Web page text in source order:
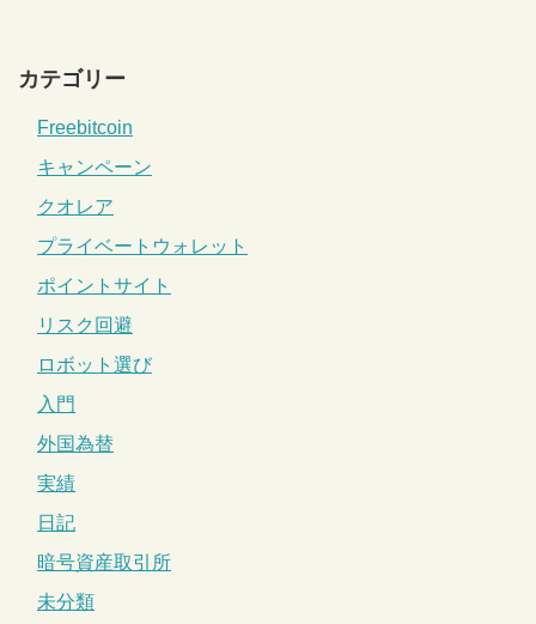
カテゴリー
Freebitcoin
キャンペーン
クオレア
プライベートウォレット
ポイントサイト
リスク回避
ロボット選び
入門
外国為替
実績
日記
暗号資産取引所
未分類